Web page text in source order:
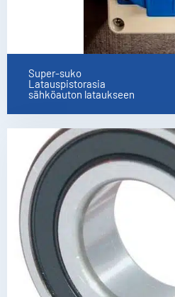
Super-suko
Latauspistorasia
sähköauton lataukseen